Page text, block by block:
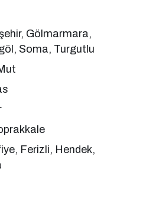
Gölmarmara,
Soma, Turgutlu
Ferizli, Hendek,